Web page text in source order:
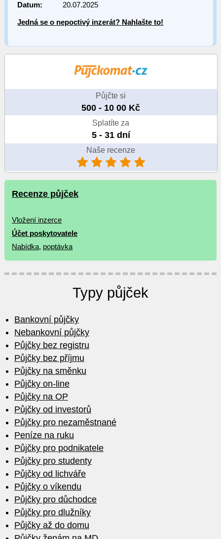
Datum: 20.07.2025
Jedná se o nepoctivý inzerát? Nahlašte to!
Půjčte si
500 - 10 00 Kč
Splatíte za
5 - 31 dní
Naše recenze
Recenze půjček
Vložení inzerce
Účet poskytovatele
Nabídka, poptávka
Typy půjček
Bankovní půjčky
Nebankovní půjčky
Půjčky bez registru
Půjčky bez příjmu
Půjčky na směnku
Půjčky on-line
Půjčky na OP
Půjčky od investorů
Půjčky pro nezaměstnané
Peníze na ruku
Půjčky pro podnikatele
Půjčky pro studenty
Půjčky od lichváře
Půjčky o víkendu
Půjčky pro důchodce
Půjčky pro dlužníky
Půjčky až do domu